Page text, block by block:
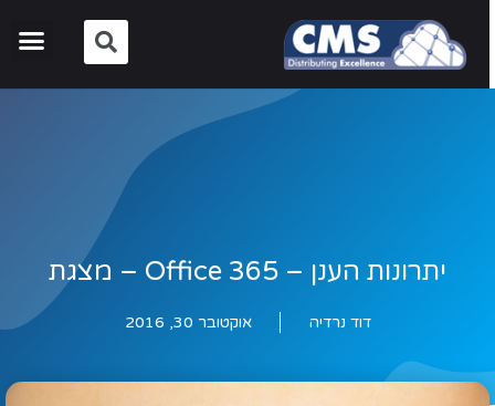
יתרונות הענן – Office 365 – מצגת
דוד נרדיה אוקטובר 30, 2016